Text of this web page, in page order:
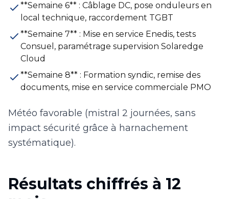
**Semaine 6** : Câblage DC, pose onduleurs en
local technique, raccordement TGBT
**Semaine 7** : Mise en service Enedis, tests
Consuel, paramétrage supervision Solaredge
Cloud
**Semaine 8** : Formation syndic, remise des
documents, mise en service commerciale PMO
Météo favorable (mistral 2 journées, sans
impact sécurité grâce à harnachement
systématique).
Résultats chiffrés à 12